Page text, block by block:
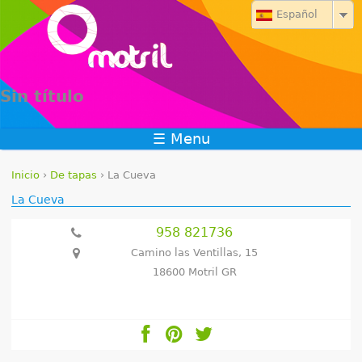
Jump to navigation
Sin título
Español
☰ Menu
S
Inicio › De tapas › La Cueva
La Cueva
958 821736
Camino las Ventillas, 15
18600 Motril GR